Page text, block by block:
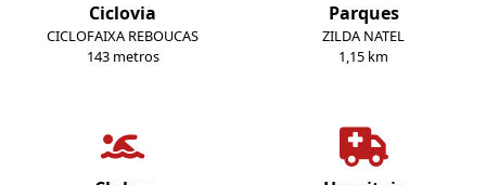
Ciclovia
CICLOFAIXA REBOUCAS
143 metros
Parques
ZILDA NATEL
1,15 km